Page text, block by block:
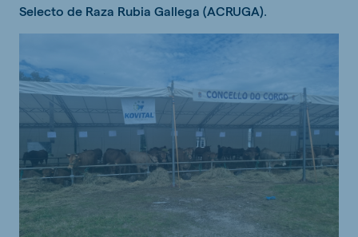
Selecto de Raza Rubia Gallega (ACRUGA)